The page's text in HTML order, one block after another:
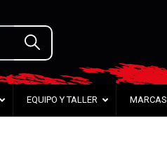
EQUIPO Y TALLER MARCAS